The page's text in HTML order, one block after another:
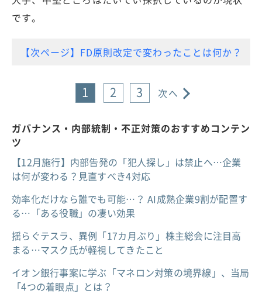
です。
【次ページ】FD原則改定で変わったことは何か？
1 2 3 次へ
ガバナンス・内部統制・不正対策のおすすめコンテン
ツ
【12月施行】内部告発の「犯人探し」は禁止へ…企業
は何が変わる？見直すべき4対応
効率化だけなら誰でも可能…？ AI成熟企業9割が配置す
る…「ある役職」の凄い効果
揺らぐテスラ、異例「17カ月ぶり」株主総会に注目高
まる…マスク氏が軽視してきたこと
イオン銀行事案に学ぶ「マネロン対策の境界線」、当局
「4つの着眼点」とは？